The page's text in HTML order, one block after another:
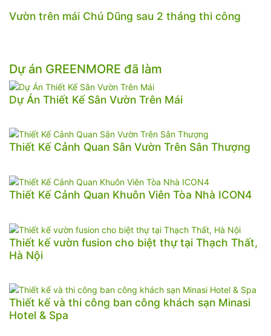
Vườn trên mái Chú Dũng sau 2 tháng thi công
Dự án GREENMORE đã làm
Dự Án Thiết Kế Sân Vườn Trên Mái
Thiết Kế Cảnh Quan Sân Vườn Trên Sân Thượng
Thiết Kế Cảnh Quan Khuôn Viên Tòa Nhà ICON4
Thiết kế vườn fusion cho biệt thự tại Thạch Thất,
Hà Nội
Thiết kế và thi công ban công khách sạn Minasi
Hotel & Spa